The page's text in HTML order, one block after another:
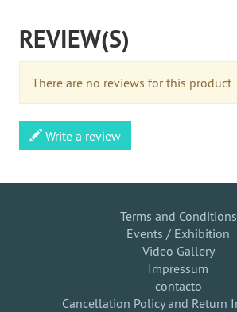
REVIEW(S)
There are no reviews for this product
Write a review
Terms and Conditions
Events / Exhibition
Video Gallery
Impressum
contacto
Cancellation Policy and Return